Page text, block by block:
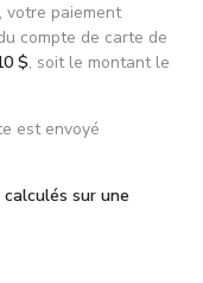
votre paiement
compte de carte de
$, soit le montant le
est envoyé
sur une